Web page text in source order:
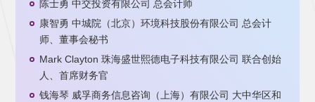
陈士勇 中交投资有限公司 总会计师
康智勇 中城院（北京）环境科技股份有限公司 总会计
师、董事会秘书
Mark Clayton 珠海盛世熙德电子科技有限公司 联合创始
人、首席财务官
钱海琴 威孚商务信息咨询（上海）有限公司 大中华区和